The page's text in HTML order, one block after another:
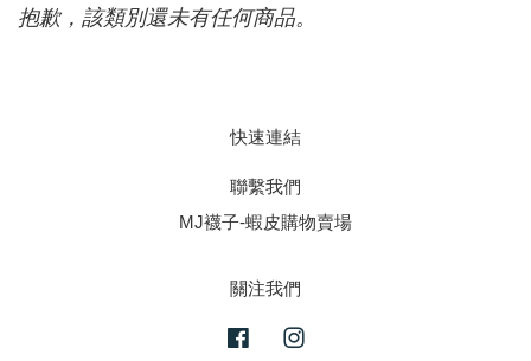
抱歉，該類別還未有任何商品。
快速連結
聯繫我們
MJ襪子-蝦皮購物賣場
關注我們
Facebook